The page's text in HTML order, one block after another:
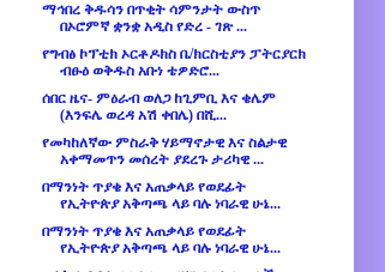
ማኅበረ ቅዱሳን በጥቂት ሳምንታት ውስጥ
በኦሮምኛ ቋንቋ አዲስ የድረ - ገጽ ...
የግብፅ ኮፕቲክ ኦርቶዶክስ ቤ/ክርስቲያን ፓትርያርክ
ብፁዕ ወቅዱስ አቡነ ቴዎድሮ...
ሰበር ዜና- ምዕራብ ወለጋ ከጊምቢ እና ቄሌም
(እንፍሌ ወረዳ አሽ ቀበሌ) በሺ...
የመካከለኛው ምስራቅ ሃይማኖታዊ እና ስልታዊ
አቀማመጥን መሰረት ያደረጉ ታሪካዊ ...
በማንነት ጥያቄ እና አጠቃላይ የወደፊት
የኢትዮጵያ አቅጣጫ ላይ ባሉ ነባራዊ ሁኔ...
በማንነት ጥያቄ እና አጠቃላይ የወደፊት
የኢትዮጵያ አቅጣጫ ላይ ባሉ ነባራዊ ሁኔ...